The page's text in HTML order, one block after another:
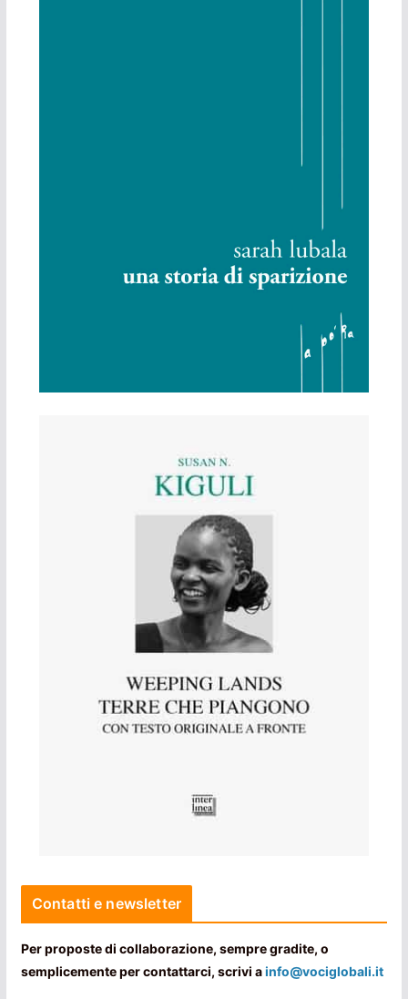
Contatti e newsletter
Per proposte di collaborazione, sempre gradite, o
semplicemente per contattarci, scrivi ainfo@vociglobali.it